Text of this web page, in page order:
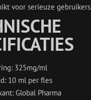
voor serieuze
325mg/ml
10 ml per fles
Global Pharma